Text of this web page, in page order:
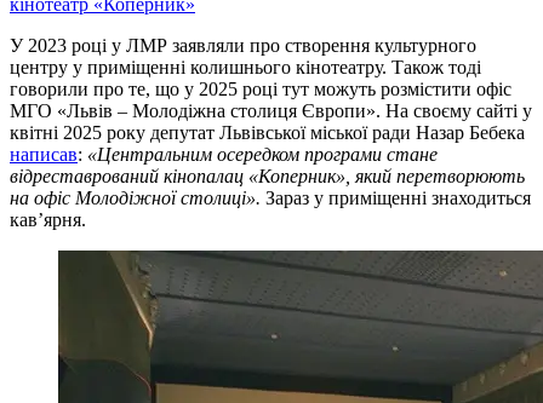
У 2023 році у ЛМР заявляли про створення культурного
центру у приміщенні колишнього кінотеатру. Також тоді
говорили про те, що у 2025 році тут можуть розмістити офіс
МГО «Львів – Молодіжна столиця Європи». На своєму сайті у
квітні 2025 року депутат Львівської міської ради Назар Бебека
написав: «Центральним осередком програми стане
відреставрований кінопалац «Коперник», який перетворюють
на офіс Молодіжної столиці». Зараз у приміщенні знаходиться
кав’ярня.